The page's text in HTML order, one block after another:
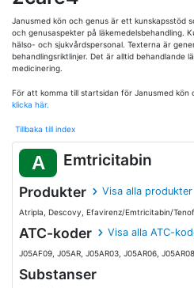
Janusmed kön och genus är ett kunskapsstöd
och genusaspekter på läkemedelsbehandling.
hälso- och sjukvårdspersonal. Texterna är
behandlingsriktlinjer. Det är alltid behandlande
medicinering.
För att komma till startsidan för Janusmed
klicka här.
Tillbaka till index
A Emtricitabin
Produkter Visa alla produkter
Atripla, Descovy, Efavirenz/Emtricitabin/
ATC-koder Visa alla ATC-
J05AF09, J05AR, J05AR03, J05AR06,
Substanser